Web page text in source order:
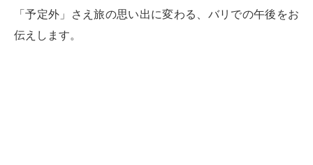
「予定外」さえ旅の思い出に変わる、バリでの午後をお
伝えします。